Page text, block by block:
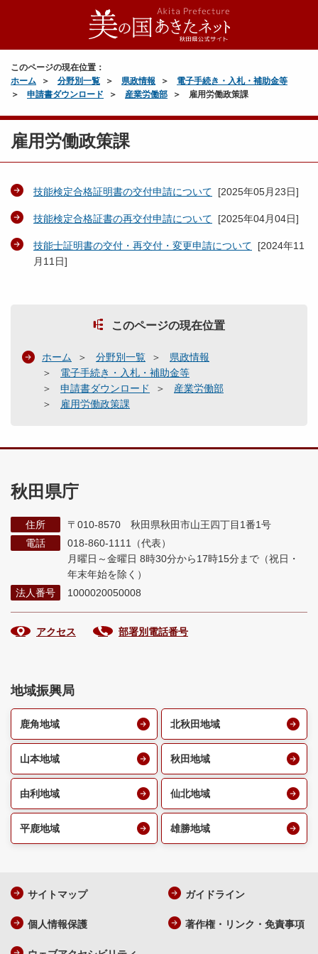
このページの現在位置：
ホーム
分野別一覧 県政情報
電子手続き・入札・補助金等
申請書ダウンロード
産業労働部 雇用労働政策課
雇用労働政策課
技能検定合格証明書の交付申請について [2025年05月23日]
技能検定合格証書の再交付申請について [2025年04月04日]
技能士証明書の交付・再交付・変更申請について [2024年11
月11日]
このページの現在位置
ホーム 分野別一覧
県政情報
電子手続き・入札・補助金等
申請書ダウンロード
産業労働部
雇用労働政策課
秋田県庁
住所
〒010-8570 秋田県秋田市山王四丁目1番1号
電話
018-860-1111（代表）
月曜日～金曜日 8時30分から17時15分まで （祝日・
年末年始を除く）
法人番号
1000020050008
アクセス 部署別電話番号
地域振興局
鹿角地域 北秋田地域
山本地域 秋田地域
由利地域 仙北地域
平鹿地域 雄勝地域
サイトマップ ガイドライン
個人情報保護 著作権・リンク・免責事項